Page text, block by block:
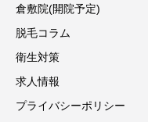
倉敷院(開院予定)
脱毛コラム
衛生対策
求人情報
プライバシーポリシー